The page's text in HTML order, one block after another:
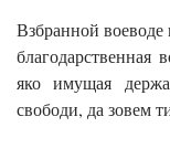
Взбранной воеводе
благодарственная
яко имущая
свободи, да зовем